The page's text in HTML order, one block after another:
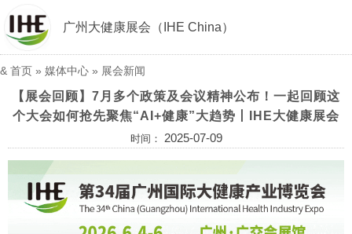
广州大健康展会（IHE China）
& 首页 » 媒体中心 » 展会新闻
【展会回顾】7月多个政策及会议精神公布！一起回顾这
个大会如何抢先聚焦“AI+健康”大趋势丨IHE大健康展会
时间： 2025-07-09